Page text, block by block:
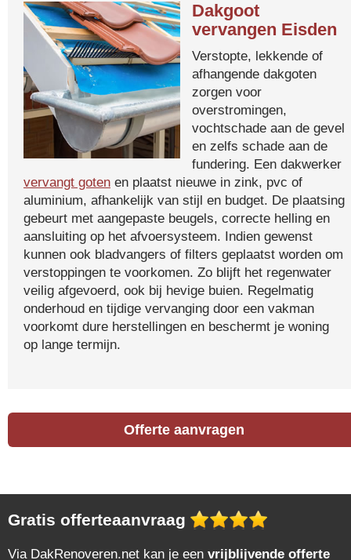
Dakgoot
vervangen Eisden
Verstopte, lekkende of
afhangende dakgoten
zorgen voor
overstromingen,
vochtschade aan de gevel
en zelfs schade aan de
fundering. Een dakwerker
vervangt goten en plaatst nieuwe in zink, pvc of
aluminium, afhankelijk van stijl en budget. De plaatsing
gebeurt met aangepaste beugels, correcte helling en
aansluiting op het afvoersysteem. Indien gewenst
kunnen ook bladvangers of filters geplaatst worden om
verstoppingen te voorkomen. Zo blijft het regenwater
veilig afgevoerd, ook bij hevige buien. Regelmatig
onderhoud en tijdige vervanging door een vakman
voorkomt dure herstellingen en beschermt je woning
op lange termijn.
Offerte aanvragen
Gratis offerteaanvraag
Via DakRenoveren.net kan je een vrijblijvende offerte